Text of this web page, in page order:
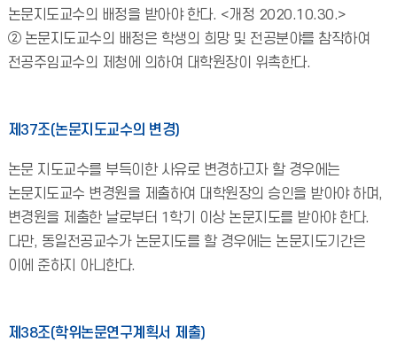
논문지도교수의 배정을 받아야 한다. <개정 2020.10.30.>
② 논문지도교수의 배정은 학생의 희망 및 전공분야를 참작하여
전공주임교수의 제청에 의하여 대학원장이 위촉한다.
제37조(논문지도교수의 변경)
논문 지도교수를 부득이한 사유로 변경하고자 할 경우에는
논문지도교수 변경원을 제출하여 대학원장의 승인을 받아야 하며,
변경원을 제출한 날로부터 1학기 이상 논문지도를 받아야 한다.
다만, 동일전공교수가 논문지도를 할 경우에는 논문지도기간은
이에 준하지 아니한다.
제38조(학위논문연구계획서 제출)